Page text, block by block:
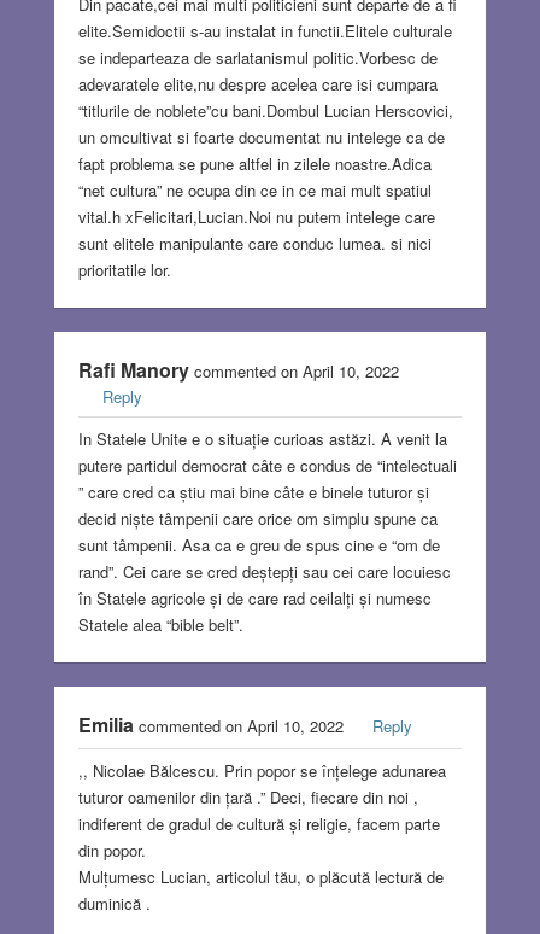
Din pacate,cei mai multi politicieni sunt departe de a fi
elite.Semidoctii s-au instalat in functii.Elitele culturale
se indeparteaza de sarlatanismul politic.Vorbesc de
adevaratele elite,nu despre acelea care isi cumpara
“titlurile de noblete”cu bani.Dombul Lucian Herscovici,
un omcultivat si foarte documentat nu intelege ca de
fapt problema se pune altfel in zilele noastre.Adica
“net cultura” ne ocupa din ce in ce mai mult spatiul
vital.h xFelicitari,Lucian.Noi nu putem intelege care
sunt elitele manipulante care conduc lumea. si nici
prioritatile lor.
Rafi Manorycommented on April 10, 2022
Reply
In Statele Unite e o situație curioas astăzi. A venit la
putere partidul democrat câte e condus de “intelectuali
” care cred ca știu mai bine câte e binele tuturor și
decid niște tâmpenii care orice om simplu spune ca
sunt tâmpenii. Asa ca e greu de spus cine e “om de
rand”. Cei care se cred deștepți sau cei care locuiesc
în Statele agricole și de care rad ceilalți și numesc
Statele alea “bible belt”.
Emiliacommented on April 10, 2022
Reply
,, Nicolae Bălcescu. Prin popor se înțelege adunarea
tuturor oamenilor din țară .” Deci, fiecare din noi ,
indiferent de gradul de cultură și religie, facem parte
din popor.
Mulțumesc Lucian, articolul tău, o plăcută lectură de
duminică .